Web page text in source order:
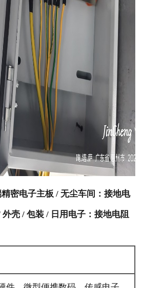
密电子主板 / 无尘车间：接地电
壳 / 包装 / 日用电子：接地电阻